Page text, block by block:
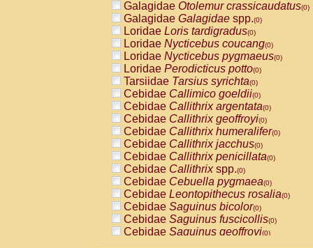
Galagidae Otolemur crassicaudatus(0)
Galagidae Galagidae spp.(0)
Loridae Loris tardigradus(0)
Loridae Nycticebus coucang(0)
Loridae Nycticebus pygmaeus(0)
Loridae Perodicticus potto(0)
Tarsiidae Tarsius syrichta(0)
Cebidae Callimico goeldii(0)
Cebidae Callithrix argentata(0)
Cebidae Callithrix geoffroyi(0)
Cebidae Callithrix humeralifer(0)
Cebidae Callithrix jacchus(0)
Cebidae Callithrix penicillata(0)
Cebidae Callithrixspp.(0)
Cebidae Cebuella pygmaea(0)
Cebidae Leontopithecus rosalia(0)
Cebidae Saguinus bicolor(0)
Cebidae Saguinus fuscicollis(0)
Cebidae Saguinus geoffroyi(0)